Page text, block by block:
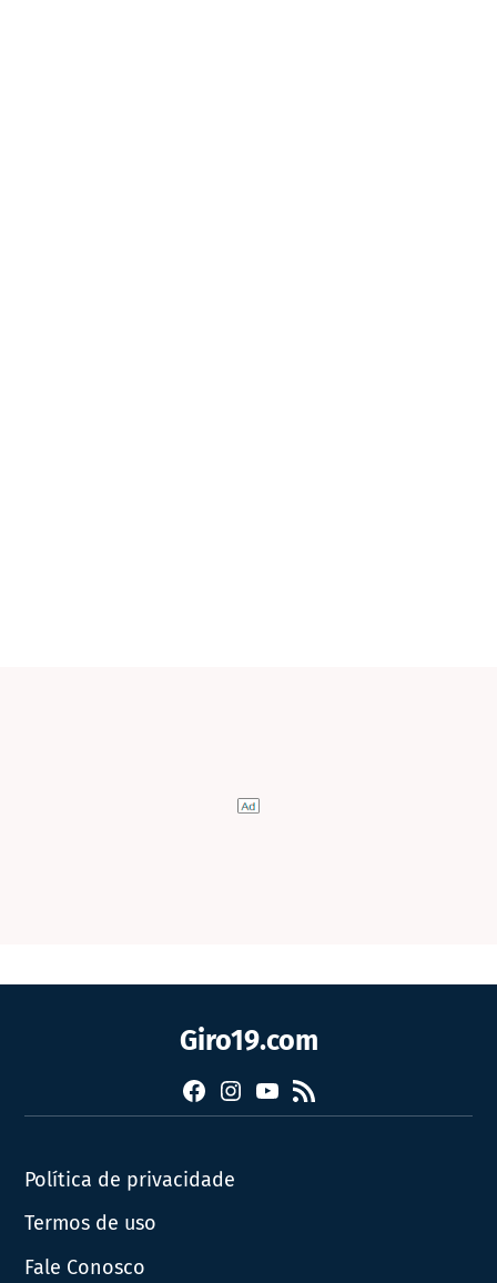
Giro19.com
Facebook
Instagram
YouTube
RSS
Política de privacidade
Termos de uso
Fale Conosco